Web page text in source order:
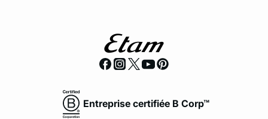
Entreprise certifiée B Corp™